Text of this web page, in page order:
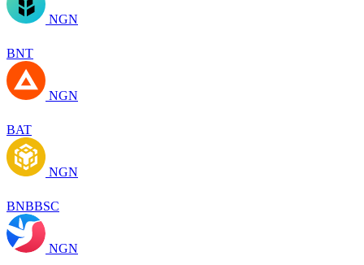
NGN
BNT
NGN
BAT
NGN
BNBBSC
NGN